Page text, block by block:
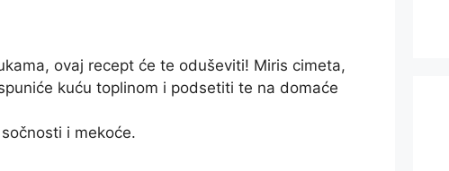
ovaj recept će te oduševiti! Miris cimeta,
kuću toplinom i podsetiti te na domaće
i mekoće.